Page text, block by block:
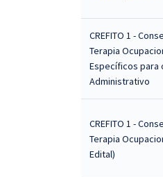
CREFITO 1 -
Terapia
Específicos para
Administrativo
CREFITO 1 -
Terapia
Edital)